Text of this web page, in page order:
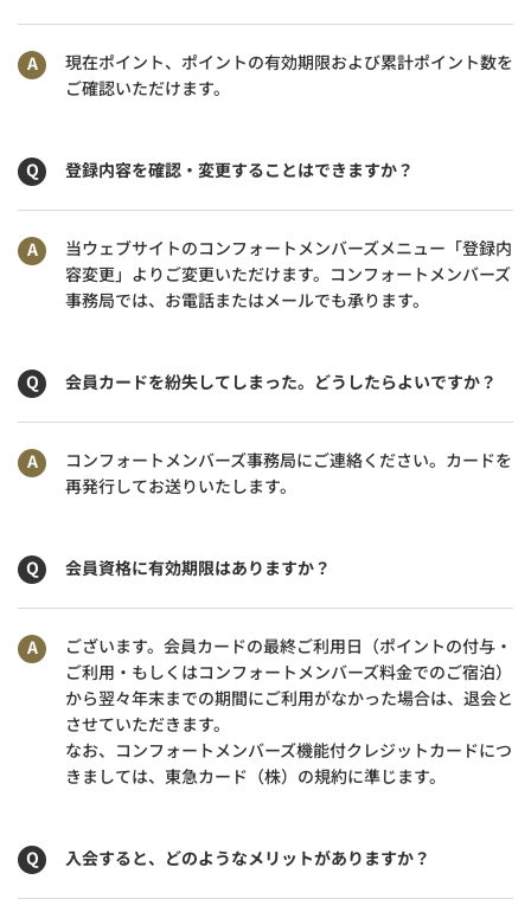
現在ポイント、ポイントの有効期限および累計ポイント数を
ご確認いただけます。
登録内容を確認・変更することはできますか？
当ウェブサイトのコンフォートメンバーズメニュー「登録内
容変更」よりご変更いただけます。コンフォートメンバーズ
事務局では、お電話またはメールでも承ります。
会員カードを紛失してしまった。どうしたらよいですか？
コンフォートメンバーズ事務局にご連絡ください。カードを
再発行してお送りいたします。
会員資格に有効期限はありますか？
ございます。会員カードの最終ご利用日（ポイントの付与・
ご利用・もしくはコンフォートメンバーズ料金でのご宿泊）
から翌々年末までの期間にご利用がなかった場合は、退会と
させていただきます。
なお、コンフォートメンバーズ機能付クレジットカードにつ
きましては、東急カード（株）の規約に準じます。
入会すると、どのようなメリットがありますか？